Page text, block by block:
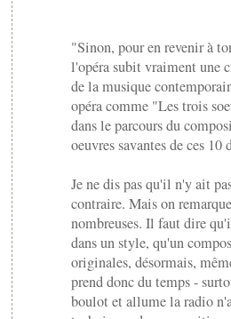
"Sinon, pour en revenir à
l'opéra subit vraiment une
de la musique
opéra comme "Les trois
dans le parcours du
oeuvres savantes de ces 10
Je ne dis pas qu'il n'y ait
contraire. Mais on
nombreuses. Il faut dire
dans un style, qu'un
originales, désormais,
prend donc du temps -
boulot et allume la radio